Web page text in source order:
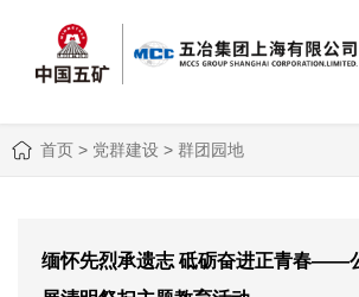
首页 > 党群建设 > 群团园地
缅怀先烈承遗志 砥砺奋进正青春——